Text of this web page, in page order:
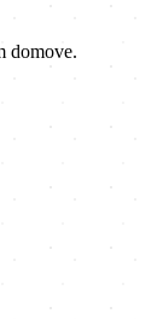
domove.